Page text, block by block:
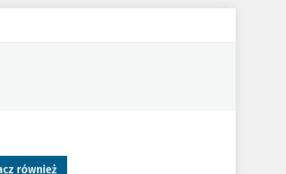
również